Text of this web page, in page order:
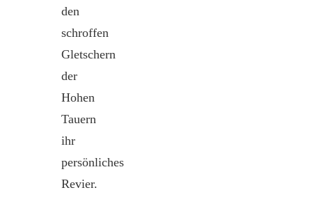
den
schroffen
Gletschern
der
Hohen
Tauern
ihr
persönliches
Revier.